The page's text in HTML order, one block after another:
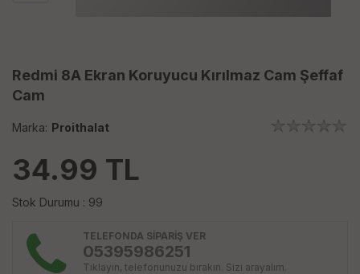
Redmi 8A Ekran Koruyucu Kırılmaz Cam Şeffaf
Cam
Marka: Proithalat
34.99 TL
Stok Durumu : 99
TELEFONDA SİPARİŞ VER
05395986251
Tıklayın, telefonunuzu bırakın. Sizi arayalım.